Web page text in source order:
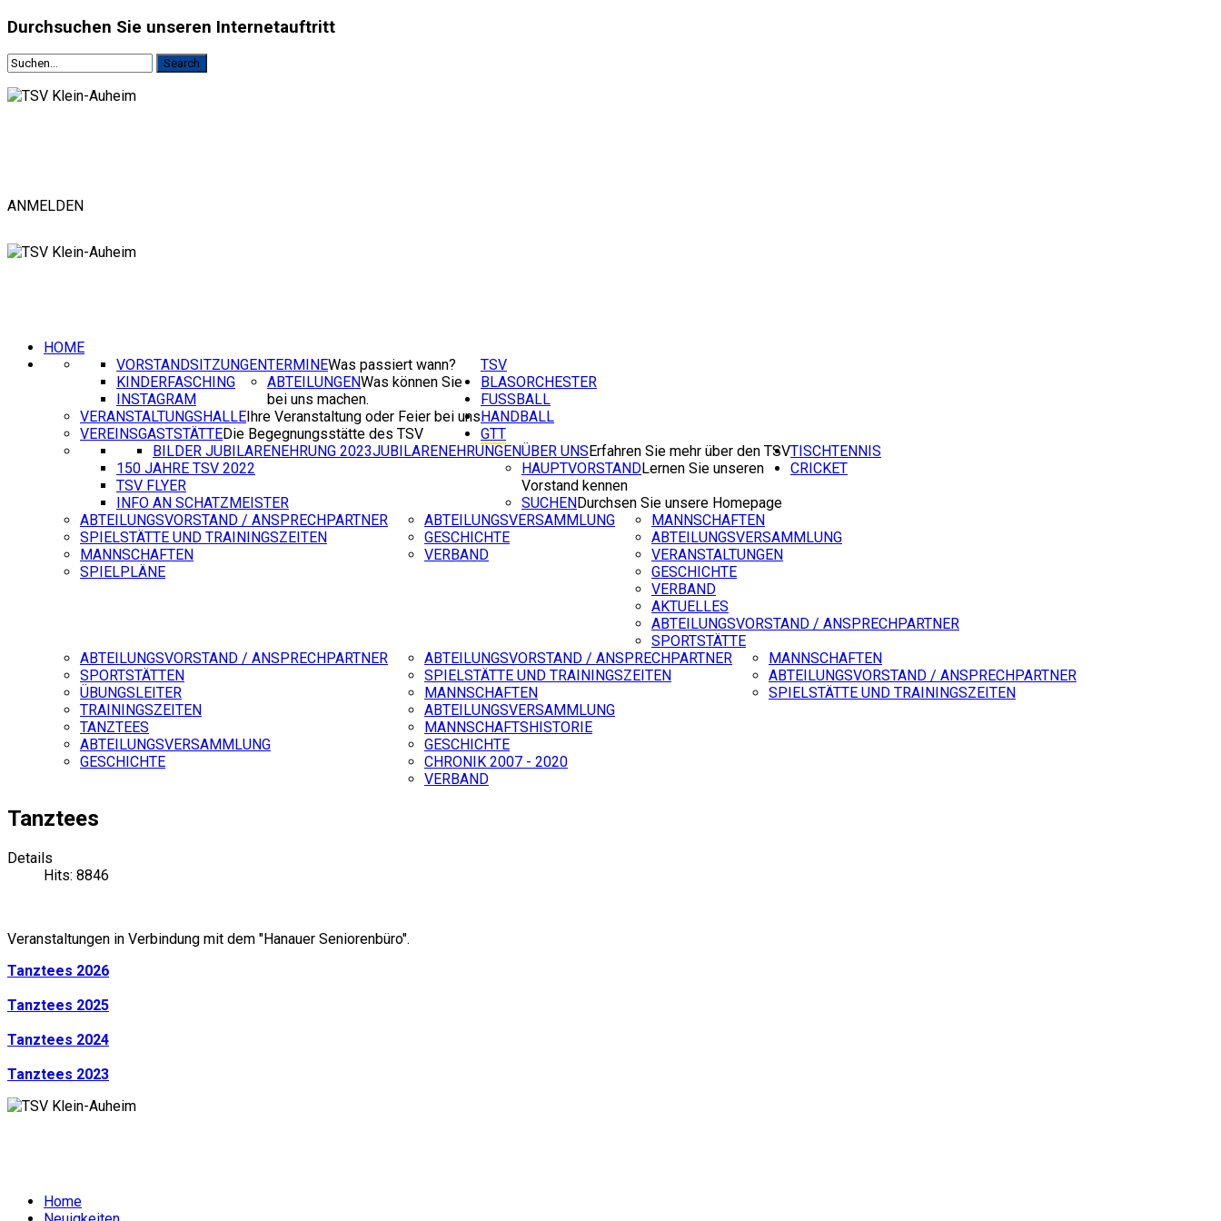
Durchsuchen Sie unseren Internetauftritt
ANMELDEN
HOME
TSV
TERMINEWas passiert wann?
VORSTANDSITZUNGEN
KINDERFASCHING
INSTAGRAM
ABTEILUNGENWas können Sie
bei uns machen.
VERANSTALTUNGSHALLE Ihre Veranstaltung oder Feier bei uns
VEREINSGASTSTÄTTEDie Begegnungsstätte des TSV
ÜBER UNS Erfahren Sie mehr über den TSV
JUBILARENEHRUNGEN
BILDER JUBILARENEHRUNG 2023
150 JAHRE TSV 2022
TSV FLYER
INFO AN SCHATZMEISTER
HAUPTVORSTANDLernen Sie unseren
Vorstand kennen
SUCHEN Durchsen Sie unsere Homepage
BLASORCHESTER
FUSSBALL
ABTEILUNGSVORSTAND / ANSPRECHPARTNER
SPIELSTÄTTE UND TRAININGSZEITEN
MANNSCHAFTEN
SPIELPLÄNE
ABTEILUNGSVERSAMMLUNG
GESCHICHTE
VERBAND
HANDBALL
MANNSCHAFTEN
ABTEILUNGSVERSAMMLUNG
VERANSTALTUNGEN
GESCHICHTE
VERBAND
AKTUELLES
ABTEILUNGSVORSTAND / ANSPRECHPARTNER
SPORTSTÄTTE
GTT
ABTEILUNGSVORSTAND / ANSPRECHPARTNER
SPORTSTÄTTEN
ÜBUNGSLEITER
TRAININGSZEITEN
TANZTEES
ABTEILUNGSVERSAMMLUNG
GESCHICHTE
TISCHTENNIS
ABTEILUNGSVORSTAND / ANSPRECHPARTNER
SPIELSTÄTTE UND TRAININGSZEITEN
MANNSCHAFTEN
ABTEILUNGSVERSAMMLUNG
MANNSCHAFTSHISTORIE
GESCHICHTE
CHRONIK 2007 - 2020
VERBAND
CRICKET
MANNSCHAFTEN
ABTEILUNGSVORSTAND / ANSPRECHPARTNER
SPIELSTÄTTE UND TRAININGSZEITEN
Tanztees
Details
Hits: 8846
Veranstaltungen in Verbindung mit dem "Hanauer Seniorenbüro".
Tanztees 2026
Tanztees 2025
Tanztees 2024
Tanztees 2023
Home